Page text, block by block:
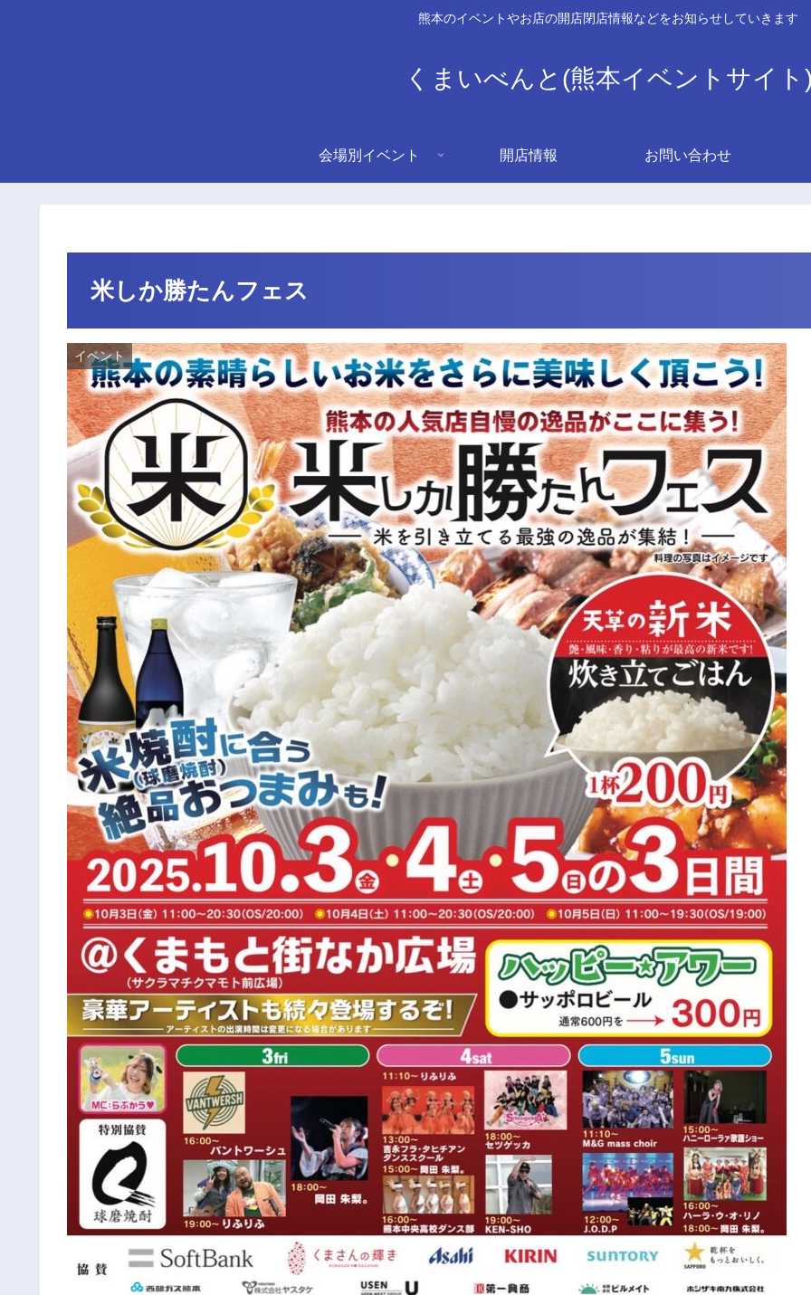
熊本のイベントやお店の開店閉店情報などをお知らせしていきます
くまいべんと(熊本イベントサイト)
会場別イベント 開店情報 お問い合わせ
米しか勝たんフェス
イベント